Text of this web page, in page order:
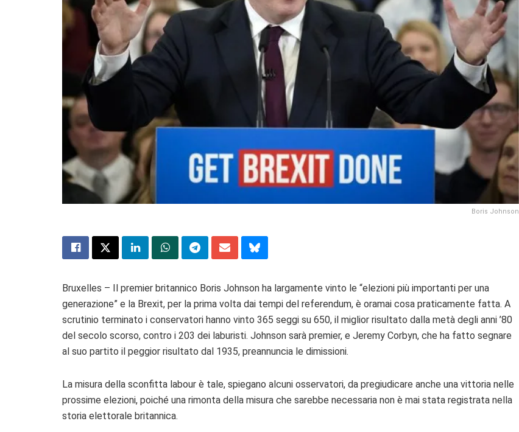
Boris Johnson
Bruxelles – Il premier britannico Boris Johnson ha largamente vinto le “elezioni più importanti per una
generazione” e la Brexit, per la prima volta dai tempi del referendum, è oramai cosa praticamente fatta. A
scrutinio terminato i conservatori hanno vinto 365 seggi su 650, il miglior risultato dalla metà degli anni ’80
del secolo scorso, contro i 203 dei laburisti. Johnson sarà premier, e Jeremy Corbyn, che ha fatto segnare
al suo partito il peggior risultato dal 1935, preannuncia le dimissioni.
La misura della sconfitta labour è tale, spiegano alcuni osservatori, da pregiudicare anche una vittoria nelle
prossime elezioni, poiché una rimonta della misura che sarebbe necessaria non è mai stata registrata nella
storia elettorale britannica.